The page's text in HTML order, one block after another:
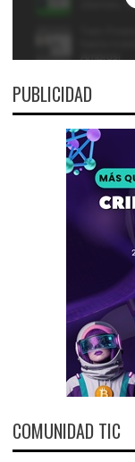
PUBLICIDAD
COMUNIDAD TIC